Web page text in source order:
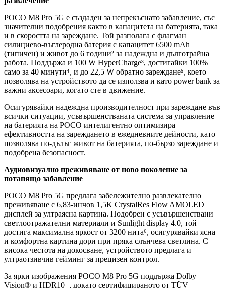
POCO M8 Pro 5G е създаден за непрекъснато забавление, със
значителни подобрения както в капацитета на батерията, така
и в скоростта на зареждане. Той разполага с флагман
силициево-въглеродна батерия с капацитет 6500 mAh
(типичен) и живот до 6 години² за надеждна и дълготрайна
работа. Поддържа и 100 W HyperCharge³, достигайки 100%
само за 40 минути⁴, и до 22,5 W обратно зареждане⁵, което
позволява на устройството да се използва и като power bank за
важни аксесоари, когато сте в движение.
Осигурявайки надеждна производителност при зареждане във
всички ситуации, усъвършенстваната система за управление
на батерията на POCO интелигентно оптимизира
ефективността на зареждането в ежедневните дейности, като
позволява по-дълъг живот на батерията, по-бързо зареждане и
подобрена безопасност.
Аудиовизуално преживяване от ново поколение за
потапящо забавление
POCO M8 Pro 5G предлага забележително развлекателно
преживяване с 6,83-инчов 1,5K CrystalRes Flow AMOLED
дисплей за ултраясна картина. Подобрен с усъвършенствани
светлоотражателни материали и Sunlight display 4.0, той
достига максимална яркост от 3200 нита⁶, осигурявайки ясна
и комфортна картина дори при пряка слънчева светлина. С
висока честота на докосване, устройството предлага и
ултраотзивчив гейминг за прецизен контрол.
За ярки изображения POCO M8 Pro 5G поддържа Dolby
Vision® и HDR10+, докато сертифицираното от TÜV